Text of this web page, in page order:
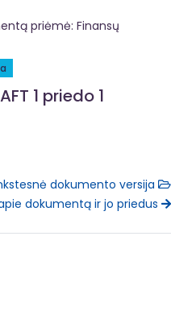
priėmė: Finansų
1 priedo 1
dokumento versija
dokumentą ir jo priedus